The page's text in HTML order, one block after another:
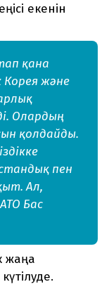
екенін
қана
Корея және
Олардың
қолдайды.
пен
Ал,
Бас
жаңа